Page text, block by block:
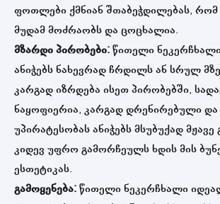
ფოთლები ქმნიან შთაბეჭდილებას, რომ
მუდამ მოძრაობს და ცოცხალია.
მზარდი პირობები: წითელი
ანიჭებს ნახევრად ჩრდილს ან სრულ
კარგად იზრდება ისეთ პირობებში,
ნაყოფიერია, კარგად დრენირებული და
უპირატესობას ანიჭებს მსუბუქად
კიდევ უფრო გამორჩეულს ხდის მის
ესთეტიკას.
გამოყენება: წითელი ნეკერჩხალი